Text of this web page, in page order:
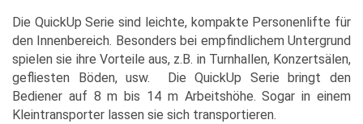
Die QuickUp Serie sind leichte, kompakte Personenlifte für
den Innenbereich. Besonders bei empfindlichem Untergrund
spielen sie ihre Vorteile aus, z.B. in Turnhallen, Konzertsälen,
gefliesten Böden, usw. Die QuickUp Serie bringt den
Bediener auf 8 m bis 14 m Arbeitshöhe. Sogar in einem
Kleintransporter lassen sie sich transportieren.